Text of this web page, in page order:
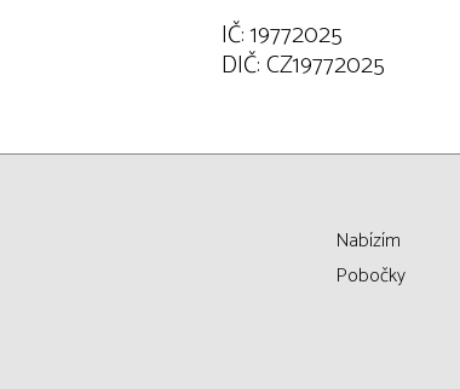
IČ: 19772025
DIČ: CZ19772025
Nabízím
Pobočky